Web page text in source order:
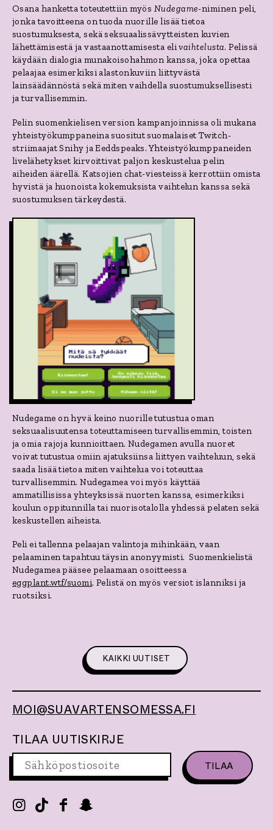
Osana hanketta toteutettiin myös Nudegame-niminen peli,
jonka tavoitteena on tuoda nuorille lisää tietoa
suostumuksesta, sekä seksuaalissävytteisten kuvien
lähettämisestä ja vastaanottamisesta elivaihtelusta. Pelissä
käydään dialogia munakoisohahmon kanssa, joka opettaa
pelaajaa esimerkiksi alastonkuviin liittyvästä
lainsäädännöstä sekä miten vaihdella suostumuksellisesti
ja turvallisemmin.
Pelin suomenkielisen version kampanjoinnissa oli mukana
yhteistyökumppaneina suositut suomalaiset Twitch-
striimaajat Snihy ja Eeddspeaks. Yhteistyökumppaneiden
livelähetykset kirvoittivat paljon keskustelua pelin
aiheiden äärellä. Katsojien chat-viesteissä kerrottiin omista
hyvistä ja huonoista kokemuksista vaihtelun kanssa sekä
suostumuksen tärkeydestä.
Nudegame on hyvä keino nuorille tutustua oman
seksuaalisuutensa toteuttamiseen turvallisemmin, toisten
ja omia rajoja kunnioittaen. Nudegamen avulla nuoret
voivat tutustua omiin ajatuksiinsa liittyen vaihteluun, sekä
saada lisää tietoa miten vaihtelua voi toteuttaa
turvallisemmin. Nudegamea voi myös käyttää
ammatillisissa yhteyksissä nuorten kanssa, esimerkiksi
koulun oppitunnilla tai nuorisotalolla yhdessä pelaten sekä
keskustellen aiheista.
Peli ei tallenna pelaajan valintoja mihinkään, vaan
pelaaminen tapahtuu täysin anonyymisti. Suomenkielistä
Nudegamea pääsee pelaamaan osoitteessa
eggplant.wtf/suomi. Pelistä on myös versiot islanniksi ja
ruotsiksi.
KAIKKI UUTISET
MOI@SUAVARTENSOMESSA.FI
TILAA UUTISKIRJE
S
h
ö